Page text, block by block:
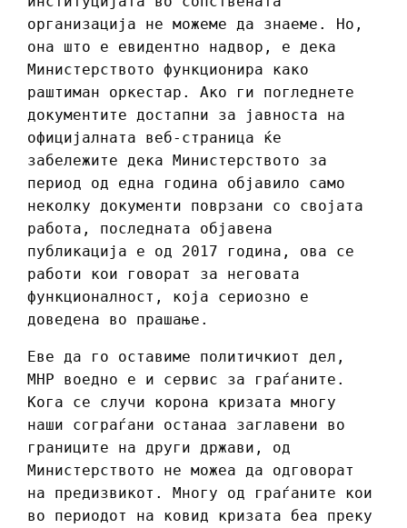
организација не можеме да знаеме. Но,
она што е евидентно надвор, е дека
Министерството функционира како
раштиман оркестар. Ако ги погледнете
документите достапни за јавноста на
официјалната веб-страница ќе
забележите дека Министерството за
период од една година објавило само
неколку документи поврзани со својата
работа, последната објавена
публикација е од 2017 година, ова се
работи кои говорат за неговата
функционалност, која сериозно е
доведена во прашање.
Еве да го оставиме политичкиот дел,
МНР воедно е и сервис за граѓаните.
Кога се случи корона кризата многу
наши сограѓани останаа заглавени во
границите на други држави, од
Министерството не можеа да одговорат
на предизвикот. Многу од граѓаните кои
во периодот на ковид кризата беа преку